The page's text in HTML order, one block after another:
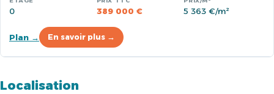
0 389 000 € 5 363 €/m²
Plan → En savoir plus →
Localisation